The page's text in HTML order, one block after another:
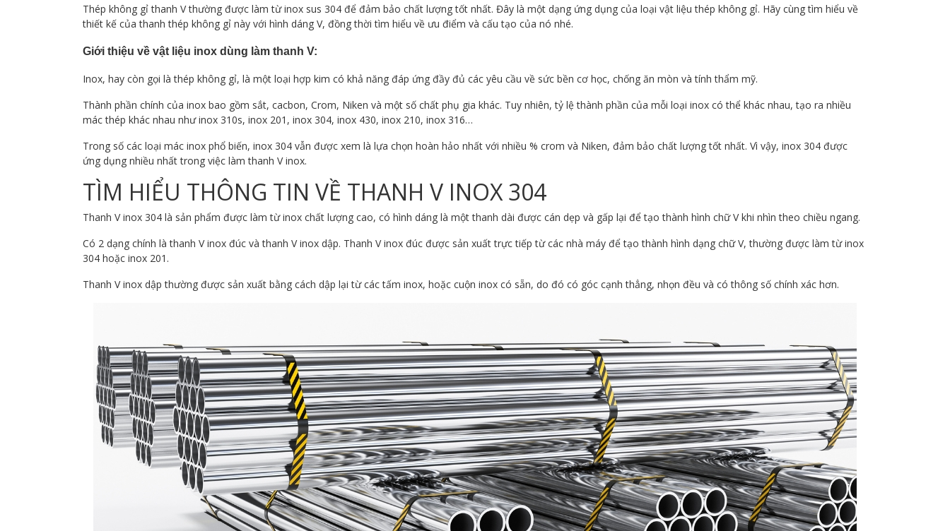
Thép không gỉ thanh V thường được làm từ inox sus 304 để đảm bảo chất lượng tốt nhất. Đây là một dạng ứng dụng của loại vật liệu thép không gỉ. Hãy cùng tìm hiểu về
thiết kế của thanh thép không gỉ này với hình dáng V, đồng thời tìm hiểu về ưu điểm và cấu tạo của nó nhé.
Giới thiệu về vật liệu inox dùng làm thanh V:
Inox, hay còn gọi là thép không gỉ, là một loại hợp kim có khả năng đáp ứng đầy đủ các yêu cầu về sức bền cơ học, chống ăn mòn và tính thẩm mỹ.
Thành phần chính của inox bao gồm sắt, cacbon, Crom, Niken và một số chất phụ gia khác. Tuy nhiên, tỷ lệ thành phần của mỗi loại inox có thể khác nhau, tạo ra nhiều
mác thép khác nhau như inox 310s, inox 201, inox 304, inox 430, inox 210, inox 316…
Trong số các loại mác inox phổ biến, inox 304 vẫn được xem là lựa chọn hoàn hảo nhất với nhiều % crom và Niken, đảm bảo chất lượng tốt nhất. Vì vậy, inox 304 được
ứng dụng nhiều nhất trong việc làm thanh V inox.
TÌM HIỂU THÔNG TIN VỀ THANH V INOX 304
Thanh V inox 304 là sản phẩm được làm từ inox chất lượng cao, có hình dáng là một thanh dài được cán dẹp và gấp lại để tạo thành hình chữ V khi nhìn theo chiều ngang.
Có 2 dạng chính là thanh V inox đúc và thanh V inox dập. Thanh V inox đúc được sản xuất trực tiếp từ các nhà máy để tạo thành hình dạng chữ V, thường được làm từ inox
304 hoặc inox 201.
Thanh V inox dập thường được sản xuất bằng cách dập lại từ các tấm inox, hoặc cuộn inox có sẵn, do đó có góc cạnh thẳng, nhọn đều và có thông số chính xác hơn.